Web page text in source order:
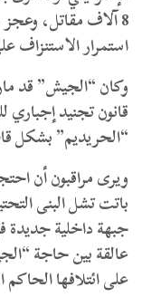
استمرار الاستنزاف
وكان “الجيش” قد
قانون تجنيد إجباري
“الحريديم” بشكل
ويرى مراقبون أن
باتت تشل البنى
جبهة داخلية جديدة
عالقة بين حاجة
على ائتلافها